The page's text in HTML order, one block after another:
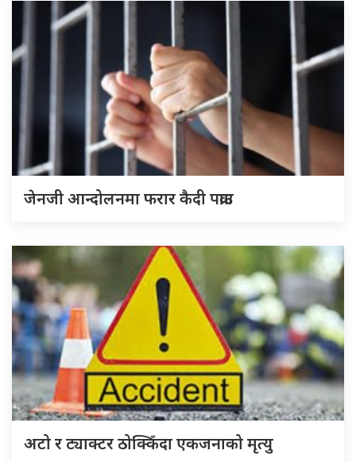
जेनजी आन्दोलनमा फरार कैदी पक्राउ
अटो र ट्याक्टर ठोक्किँदा एकजनाको मृत्यु